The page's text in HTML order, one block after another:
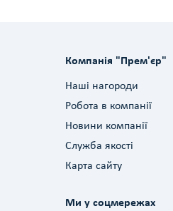
Компанія "Прем'єр"
Наші нагороди
Робота в компанії
Новини компанії
Служба якості
Карта сайту
Ми у соцмережах